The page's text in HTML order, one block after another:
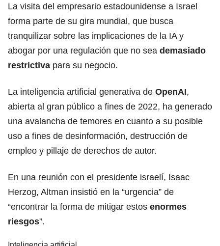
La visita del empresario estadounidense a Israel
forma parte de su gira mundial, que busca
tranquilizar sobre las implicaciones de la IA y
abogar por una regulación que no sea demasiado
restrictiva para su negocio.
La inteligencia artificial generativa de OpenAI,
abierta al gran público a fines de 2022, ha generado
una avalancha de temores en cuanto a su posible
uso a fines de desinformación, destrucción de
empleo y pillaje de derechos de autor.
En una reunión con el presidente israelí, Isaac
Herzog, Altman insistió en la “urgencia” de
“encontrar la forma de mitigar estos enormes
riesgos”.